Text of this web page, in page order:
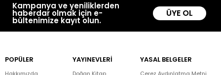
Kampanya ve yeniliklerden
haberdar olmak için e-
bültenimize kayıt olun.
ÜYE OL
POPÜLER YAYINEVLERİ YASAL BELGELER